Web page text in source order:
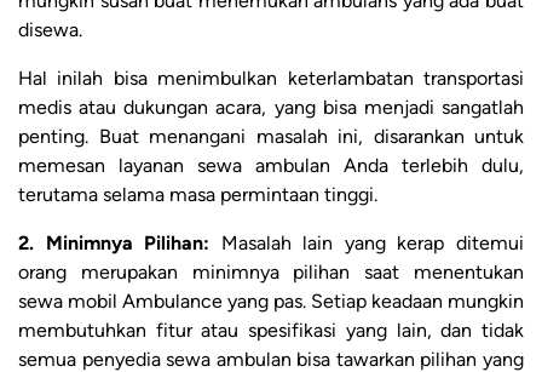
disewa.
Hal inilah bisa menimbulkan keterlambatan transportasi
medis atau dukungan acara, yang bisa menjadi sangatlah
penting. Buat menangani masalah ini, disarankan untuk
memesan layanan sewa ambulan Anda terlebih dulu,
terutama selama masa permintaan tinggi.
2. Minimnya Pilihan: Masalah lain yang kerap ditemui
orang merupakan minimnya pilihan saat menentukan
sewa mobil Ambulance yang pas. Setiap keadaan mungkin
membutuhkan fitur atau spesifikasi yang lain, dan tidak
semua penyedia sewa ambulan bisa tawarkan pilihan yang